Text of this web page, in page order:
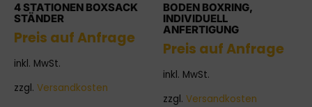
4 STATIONEN BOXSACK
STÄNDER
Preis auf Anfrage
inkl. MwSt.
zzgl. Versandkosten
BODEN BOXRING,
INDIVIDUELL
ANFERTIGUNG
Preis auf Anfrage
inkl. MwSt.
zzgl. Versandkosten